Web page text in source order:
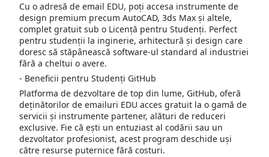
Cu o adresă de email EDU, poți accesa instrumente de
design premium precum AutoCAD, 3ds Max și altele,
complet gratuit sub o Licență pentru Studenți. Perfect
pentru studenții la inginerie, arhitectură și design care
doresc să stăpânească software-ul standard al industriei
fără a cheltui o avere.
- Beneficii pentru Studenți GitHub
Platforma de dezvoltare de top din lume, GitHub, oferă
deținătorilor de emailuri EDU acces gratuit la o gamă de
servicii și instrumente partener, alături de reduceri
exclusive. Fie că ești un entuziast al codării sau un
dezvoltator profesionist, acest program deschide uși
către resurse puternice fără costuri.